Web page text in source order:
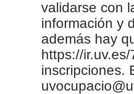
validarse con
información y
además hay
https://
inscripciones.